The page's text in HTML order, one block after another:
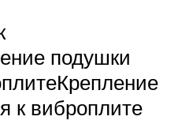
подушки
к виброплите